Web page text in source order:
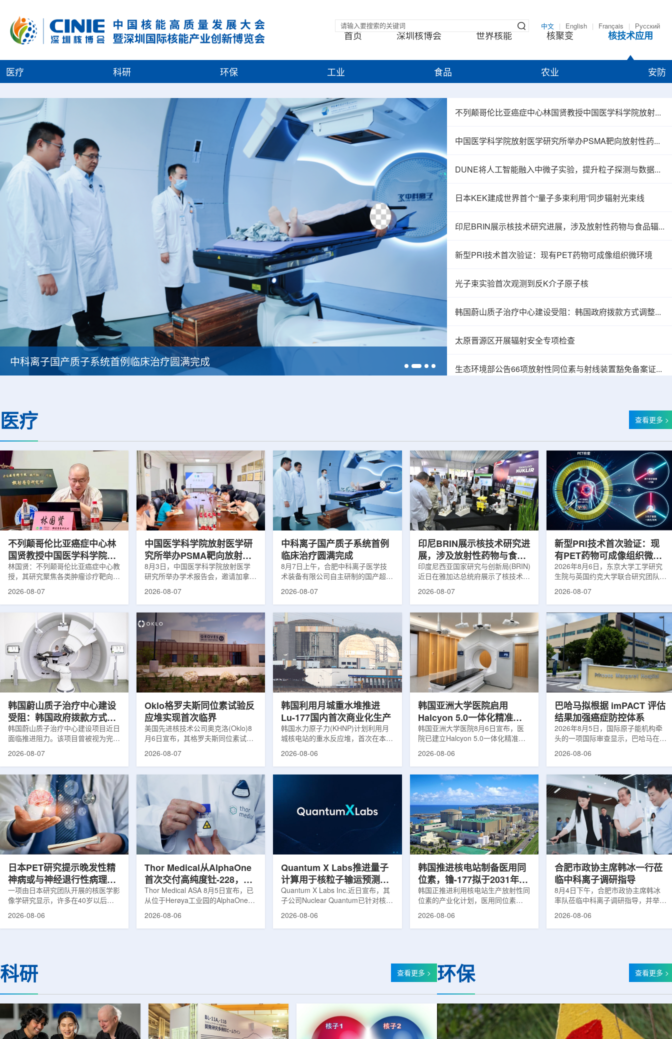
中文 English Français Русский
首页 深圳核博会 世界核能 核聚变 核技术应用
医疗 科研 环保 工业 食品 农业 安防
中科离子国产质子系统首例临床治疗圆满完成 韩国忠清北道上半年农水产品放射性检测结果达
不列颠哥伦比亚癌症中心林国贤教授中国医学科学院放射医学研究所开展学术交流
中国医学科学院放射医学研究所举办PSMA靶向放射性药物学术报告会
DUNE将人工智能融入中微子实验，提升粒子探测与数据处理能力
日本KEK建成世界首个“量子多束利用”同步辐射光束线
印尼BRIN展示核技术研究进展，涉及放射性药物与食品辐照应用
新型PRI技术首次验证：现有PET药物可成像组织微环境
光子束实验首次观测到反K介子原子核
韩国蔚山质子治疗中心建设受阻：韩国政府拨款方式调整影响项目推进
太原晋源区开展辐射安全专项检查
生态环境部公告66项放射性同位素与射线装置豁免备案证明文件
医疗 查看更多 >
不列颠哥伦比亚癌症中心林
国贤教授中国医学科学院放
射医学研究所开展学术交流
林国贤：不列颠哥伦比亚癌症中心教
授，其研究聚焦各类肿瘤诊疗靶向放
射性药物开发，迄今已主导/参与发
完成自研7款放射性药物的临床转
化，用于多种肿瘤诊疗。报告会上，
林国贤教授基于其团队多年的前沿探
索，系统梳理了针对前列腺癌靶点
PSMA的核药相关研究进展：一是F-
18标记PSMA靶向PET显像剂的分子
设计与临床优势;二是通过理性优化
分子结构，大幅提高Lu-177标记治
2026-08-07
中国医学科学院放射医学研
究所举办PSMA靶向放射性
药物学术报告会
8月3日，中国医学科学院放射医学
研究所举办学术报告会，邀请加拿大
温哥华不列颠哥伦比亚癌症中心林国
性药物开发》的学术报告。报告会采
取线上线下结合方式举行，放射所部
分科研人员和研究生参加。林国贤教
授长期从事肿瘤诊疗靶向放射性药物
开发研究，已主导或参与发表135余
篇同行评议期刊论文，提交30余项
放射性药物相关专利申请，并完成7
款自研放射性药物的临床转化，应用
2026-08-07
中科离子国产质子系统首例
临床治疗圆满完成
8月7日上午，合肥中科离子医学技
术装备有限公司自主研制的国产超导
回旋质子治疗系统，在合肥离子医学
治疗系统的重要突破。本例受试者为
肺癌患者。试验所用的超导质子治疗
系统，搭载中科离子自主研发的
SC240超导回旋加速器，具有超大照
射野、360°全周束流配送能力。治
疗全程依托多模融合4D图像引导精
准定位，能实现动态适配、精准治
疗。设备运行平稳低噪，治疗控制软
2026-08-07
印尼BRIN展示核技术研究进
展，涉及放射性药物与食品
辐照应用
印度尼西亚国家研究与创新局(BRIN)
近日在雅加达总统府展示了核技术研
究成果。BRIN局长阿里夫·萨特里亚
粮食和健康等领域。在健康领域，
BRIN正在开发用于核医学的放射性
药物。这类药物含有放射性物质，可
用于癌症诊断和治疗。阿里夫表示，
放射性药物研发对癌症识别和治疗具
有重要意义。在食品领域，BRIN将
核技术用于食品保鲜，重点包括出口
水果的辐照处理。阿里夫介绍，一些
2026-08-07
新型PRI技术首次验证：现
有PET药物可成像组织微环
境
2026年8月6日，东京大学工学研究
生院与英国约克大学联合研究团队宣
布，已建立一种利用正电子三光子衰
该方法可结合现有临床PET显像剂使
用，有望为核医学影像提供观察组织
微环境的新手段。利用正电子-3光子
衰变的下一代核医学成像概念图目前
临床PET扫描主要利用正电子双光子
湮灭过程显示药物在体内的分布和积
累情况，但对组织缺氧等与疾病恶性
程度相关的微环境信息捕捉有限。...
2026-08-07
韩国蔚山质子治疗中心建设
受阻：韩国政府拨款方式调
整影响项目推进
韩国蔚山质子治疗中心建设项目近日
面临推进阻力。该项目曾被视为完善
韩国东南部区域癌症治疗体系的关键
的难度明显上升。据蔚山市8月6日
消息，蔚山市已于去年3月完成质子
治疗中心建设可行性研究及基本规划
制定服务，并开始争取国家拨款。不
过，韩国保健福祉部回复称，难以单
独为蔚山市提供大型项目资金。此
前，蔚山市曾计划通过建设质子治疗
中心，构建癌症患者可在区域内完成
2026-08-07
Oklo格罗夫斯同位素试验反
应堆实现首次临界
美国先进核技术公司奥克洛(Oklo)8
月6日宣布，其格罗夫斯同位素试验
反应堆已在低功率状态下实现可控自
格罗夫斯同位素试验反应堆设施(图
片：格罗夫斯)格罗夫斯低功率试验
反应堆位于美国得克萨斯州洛克哈
特，是美国能源部反应堆试点计划下
首个在私人土地上实现临界的反应
堆。根据奥克洛介绍，该设施从未开
发土地起步建设，完成了土建开挖、
工程建设、组件制造或采购、燃料配
2026-08-07
韩国利用月城重水堆推进
Lu-177国内首次商业化生产
韩国水力原子力(KHNP)计划利用月
城核电站的重水反应堆，首次在本土
生产用于癌症治疗的放射性同位素
元化的供应链并缩短运输时间。此次
计划的首要目标是实现镥-177的商业
化生产，预计在2028年进行试生
产，并在2031年开始全面量产。之
后，韩国水力原子力还将扩大生产范
2026-08-06
韩国亚洲大学医院启用
Halcyon 5.0一体化精准放
射治疗方案
韩国亚洲大学医院8月6日宣布，医
院已建立Halcyon 5.0一体化精准放
射治疗解决方案，并开始全面用于患
实时运动管理整合到同一治疗流程
中，用于提升图像引导放射治疗的精
准度和安全性。此次实施方案以
Halcyon系统软件5.0版本为基础，集
成高分辨率锥形束CT成像系统
HyperSight、六自由度患者定位台
Dynamic Couch，以及表面引导放
射治疗系统IDENTIFY。亚洲大学医
2026-08-06
巴哈马拟根据 imPACT 评估
结果加强癌症防控体系
2026年8月5日，国际原子能机构牵
头的一项国际审查显示，巴哈马在加
强癌症治疗服务方面具备进一步提升
治疗效果提出了路线图。巴哈马拿骚
玛格丽特公主医院(图片：Pelow
Media/Adobe Stock)这项 imPACT
评估由国际原子能机构、世界卫生组
织/泛美卫生组织和国际癌症研究机
构共同开展，应巴哈马卫生与健康部
请求进行，重点评估该国癌症防控能
力和实际需求。6月9日至11日，专
2026-08-06
日本PET研究提示晚发性精
神病或与神经退行性病理相
关
一项由日本研究团队开展的核医学影
像学研究显示，许多在40岁以后首
次出现幻觉、妄想等精神病性症状的
踪剂^11C-PiB，以及tau蛋白PET示
踪剂^18F-florzolotau，对受试者大
神病患者中，β-淀粉样蛋白阳性...
2026-08-06
Thor Medical从AlphaOne
首次交付高纯度钍-228，商
业供货启动
Thor Medical ASA 8月5日宣布，已
从位于Herøya工业园的AlphaOne生
产设施完成首批高纯度钍-228(Th-
足靶向α疗法领域对高纯度...
2026-08-06
Quantum X Labs推进量子
计算用于核粒子输运预测模
拟
Quantum X Labs Inc.近日宣布，其
子公司Nuclear Quantum已针对核工
业计算模拟中的一项瓶颈提出新方
效率。Nuclear Quantum此次提出的
学能够直接在量子计算框架中表示和
模拟。...
2026-08-06
韩国推进核电站制备医用同
位素，镥-177拟于2031年商
业化生产
韩国正推进利用核电站生产放射性同
位素的产业化计划，医用同位素
镥-177(Lu-177)被列为首个商业化目
用较广的治疗性放射性同位素，可用
于前列腺癌、神经内分泌肿瘤等疾病
期约为6.6天，从生产、运输到药物
制备和患者给药...
2026-08-06
合肥市政协主席韩冰一行莅
临中科离子调研指导
8月4日下午，合肥市政协主席韩冰
率队莅临中科离子调研指导，并举行
座谈交流。市人大常委会副主任雍凤
经理陈永华，副总经理丁开忠、李
俊、光若怀陪同。韩冰一行详细了解
破、成果转化落地及产业化发展等方
面开...
2026-08-06
科研 查看更多 > 环保 查看更多 >